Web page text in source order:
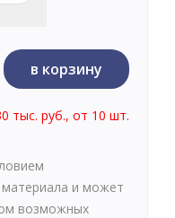
в корзину
тыс. руб., от 10 шт.
материала и может
возможных